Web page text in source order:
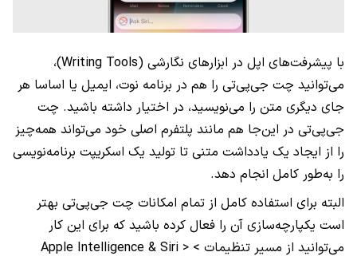
با پیشرفت‌های اپل در ابزارهای نگارشی (Writing Tools)،
می‌توانید چت جی‌پی‌تی را هم در برنامه نوت، ایمیل یا اساسا هر
جای دیگری متن را می‌نویسید، در اختیار داشته باشید. چت
جی‌پی‌تی در این‌جا هم مانند پلتفرم اصلی خود می‌تواند همه‌چیز
را از ایجاد یک یادداشت متنی تا تولید یک اسکریپت برنامه‌نویسی
را به‌طور کامل انجام دهد.
البته برای استفاده کامل از تمام امکانات چت جی‌پی‌تی بهتر
است یکپارچه‌سازی آن را فعال کرده باشید که برای این کار
می‌توانید از مسیر تنظیمات > Apple Intelligence & Siri >